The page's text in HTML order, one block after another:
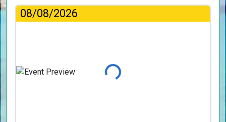
08/08/2026
Φόρτωση...